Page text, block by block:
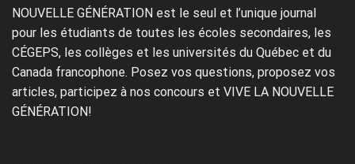
NOUVELLE GÉNÉRATION est le seul et l’unique journal
pour les étudiants de toutes les écoles secondaires, les
CÉGEPS, les collèges et les universités du Québec et du
Canada francophone. Posez vos questions, proposez vos
articles, participez à nos concours et VIVE LA NOUVELLE
GÉNÉRATION!